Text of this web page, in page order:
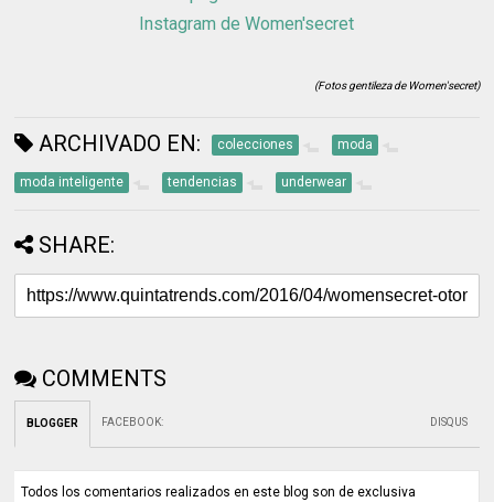
Instagram de Women'secret
(Fotos gentileza de Women'secret)
ARCHIVADO EN: colecciones moda
moda inteligente tendencias underwear
SHARE:
COMMENTS
BLOGGER FACEBOOK: DISQUS
Todos los comentarios realizados en este blog son de exclusiva